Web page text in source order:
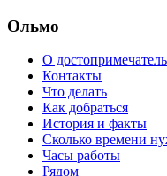
Ольмо
О
Контакты
Что делать
Как добраться
История и факты
Сколько времени
Часы работы
Рядом